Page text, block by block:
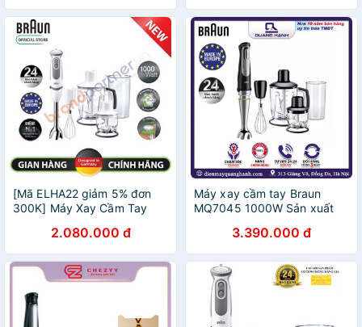
[Mã ELHA22 giảm 5% đơn
300K] Máy Xay Cầm Tay
MQ5045 -Hàng Chính Hãng
2.080.000 đ
Máy xay cầm tay Braun
MQ7045 1000W Sản xuất
3.390.000 đ